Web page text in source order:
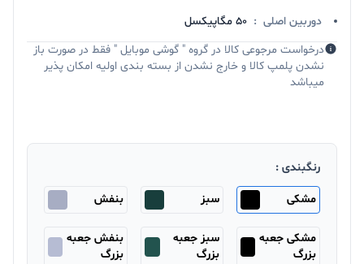
دوربین اصلی : ۵۰ مگاپیکسل
درخواست مرجوعی کالا در گروه " گوشی موبایل " فقط در صورت باز
نشدن پلمپ کالا و خارج نشدن از بسته بندی اولیه امکان پذیر
میباشد
رنگبندی :
مشکی سبز بنفش
مشکی جعبه
بزرگ
سبز جعبه
بزرگ
بنفش جعبه
بزرگ